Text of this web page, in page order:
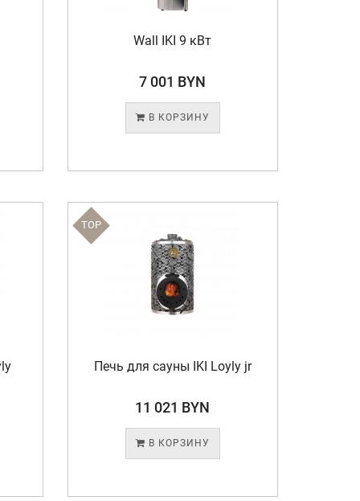
Wall IKI 9 кВт
7 001 BYN
В КОРЗИНУ
TOP
Печь для сауны IKI Loyly jr
11 021 BYN
В КОРЗИНУ